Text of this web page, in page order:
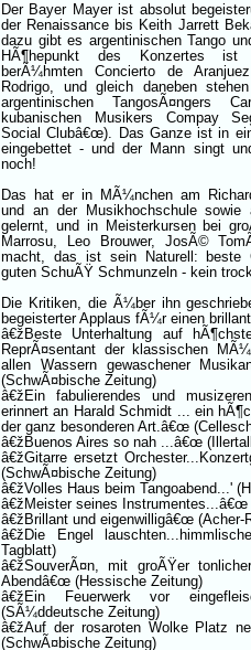
Der Bayer Mayer ist absolut
der Renaissance bis Keith Jarrett
dazu gibt es argentinischen Tango
HÃ¶hepunkt des Konzertes
berÃ¼hmten Concierto de
Rodrigo, und gleich daneben
argentinischen TangosÃ¤ngers
kubanischen Musikers Compay
Social Clubâ€œ). Das Ganze ist in
eingebettet - und der Mann singt
noch!
Das hat er in MÃ¼nchen am
und an der Musikhochschule sowie
gelernt, und in Meisterkursen bei
Marrosu, Leo Brouwer, JosÃ©
macht, das ist sein Naturell: beste
guten SchuÃŸ Schmunzeln - kein
Die Kritiken, die Ã¼ber ihn
begeisterter Applaus fÃ¼r einen
â€žBeste Unterhaltung auf
ReprÃ¤sentant der klassischen
allen Wassern gewaschener
(SchwÃ¤bische Zeitung)
â€žEin fabulierendes und
erinnert an Harald Schmidt ... ein
der ganz besonderen Art.â€œ
â€žBuenos Aires so nah ...â€œ
â€žGitarre ersetzt
(SchwÃ¤bische Zeitung)
â€žVolles Haus beim Tangoabend...'
â€žMeister seines
â€žBrillant und eigenwilligâ€œ (Acher-
â€žDie Engel
Tagblatt)
â€žSouverÃ¤n, mit groÃŸer
Abendâ€œ (Hessische Zeitung)
â€žEin Feuerwerk vor
(SÃ¼ddeutsche Zeitung)
â€žAuf der rosaroten Wolke Platz
(SchwÃ¤bische Zeitung)